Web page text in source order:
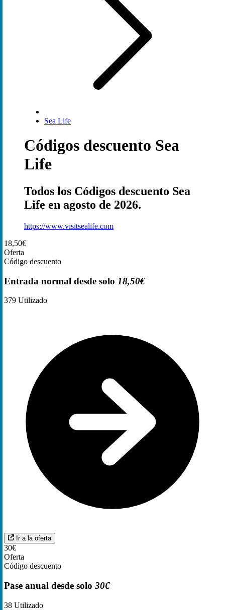
Sea Life
Códigos descuento Sea
Life
Todos los Códigos descuento Sea
Life en agosto de 2026.
https://www.visitsealife.com
18,50€
Oferta
Código descuento
Entrada normal desde solo 18,50€
379 Utilizado
Ir a la oferta
30€
Oferta
Código descuento
Pase anual desde solo 30€
38 Utilizado